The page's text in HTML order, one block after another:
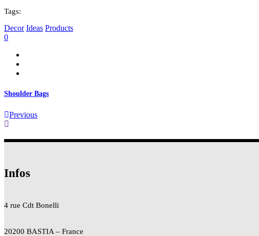
Tags:
Decor Ideas Products
0
Shoulder Bags
Previous
Infos
4 rue Cdt Bonelli
20200 BASTIA – France